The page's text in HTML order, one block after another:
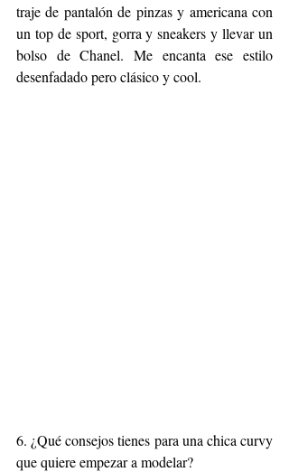
traje de pantalón de pinzas y americana con
un top de sport, gorra y sneakers y llevar un
bolso de Chanel. Me encanta ese estilo
desenfadado pero clásico y cool.
6. ¿Qué consejos tienes para una chica curvy
que quiere empezar a modelar?